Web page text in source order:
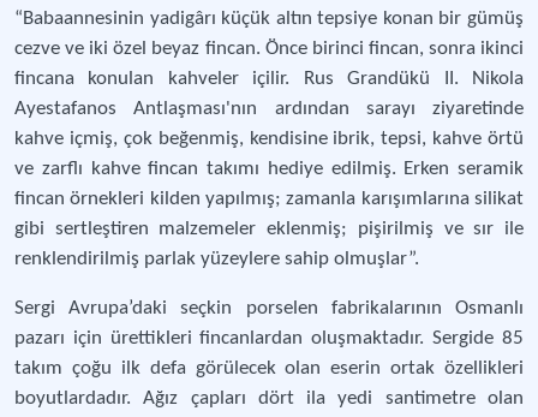
“Babaannesinin yadigârı küçük altın tepsiye konan bir gümüş
cezve ve iki özel beyaz fincan. Önce birinci fincan, sonra ikinci
fincana konulan kahveler içilir. Rus Grandükü II. Nikola
Ayestafanos Antlaşması'nın ardından sarayı ziyaretinde
kahve içmiş, çok beğenmiş, kendisine ibrik, tepsi, kahve örtü
ve zarflı kahve fincan takımı hediye edilmiş. Erken seramik
fincan örnekleri kilden yapılmış; zamanla karışımlarına silikat
gibi sertleştiren malzemeler eklenmiş; pişirilmiş ve sır ile
renklendirilmiş parlak yüzeylere sahip olmuşlar”.
Sergi Avrupa’daki seçkin porselen fabrikalarının Osmanlı
pazarı için ürettikleri fincanlardan oluşmaktadır. Sergide 85
takım çoğu ilk defa görülecek olan eserin ortak özellikleri
boyutlardadır. Ağız çapları dört ila yedi santimetre olan